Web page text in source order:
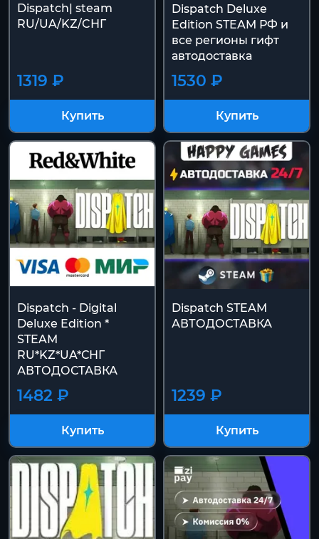
Dispatch| steam
RU/UA/KZ/CНГ
1319 ₽
Купить
Dispatch Deluxe
Edition STEAM РФ и
все регионы гифт
автодоставка
1530 ₽
Купить
Dispatch - Digital
Deluxe Edition *
STEAM
RU*KZ*UA*СНГ
АВТОДОСТАВКА
1482 ₽
Купить
Dispatch STEAM
АВТОДОСТАВКА
1239 ₽
Купить